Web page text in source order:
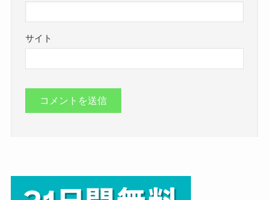
サイト